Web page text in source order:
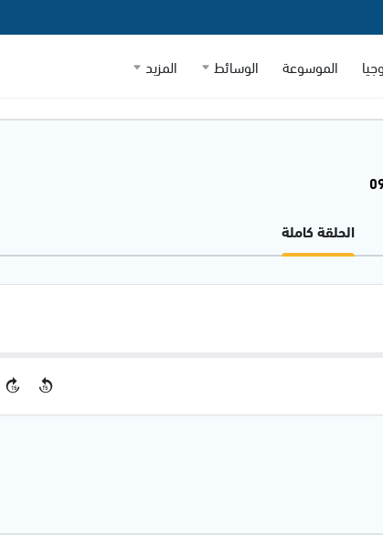
الموسوعة الوسائط المزيد
الحلقة كاملة
15
15